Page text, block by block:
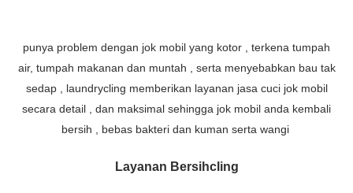
punya problem dengan jok mobil yang kotor , terkena tumpah
air, tumpah makanan dan muntah , serta menyebabkan bau tak
sedap , laundrycling memberikan layanan jasa cuci jok mobil
secara detail , dan maksimal sehingga jok mobil anda kembali
bersih , bebas bakteri dan kuman serta wangi
Layanan Bersihcling